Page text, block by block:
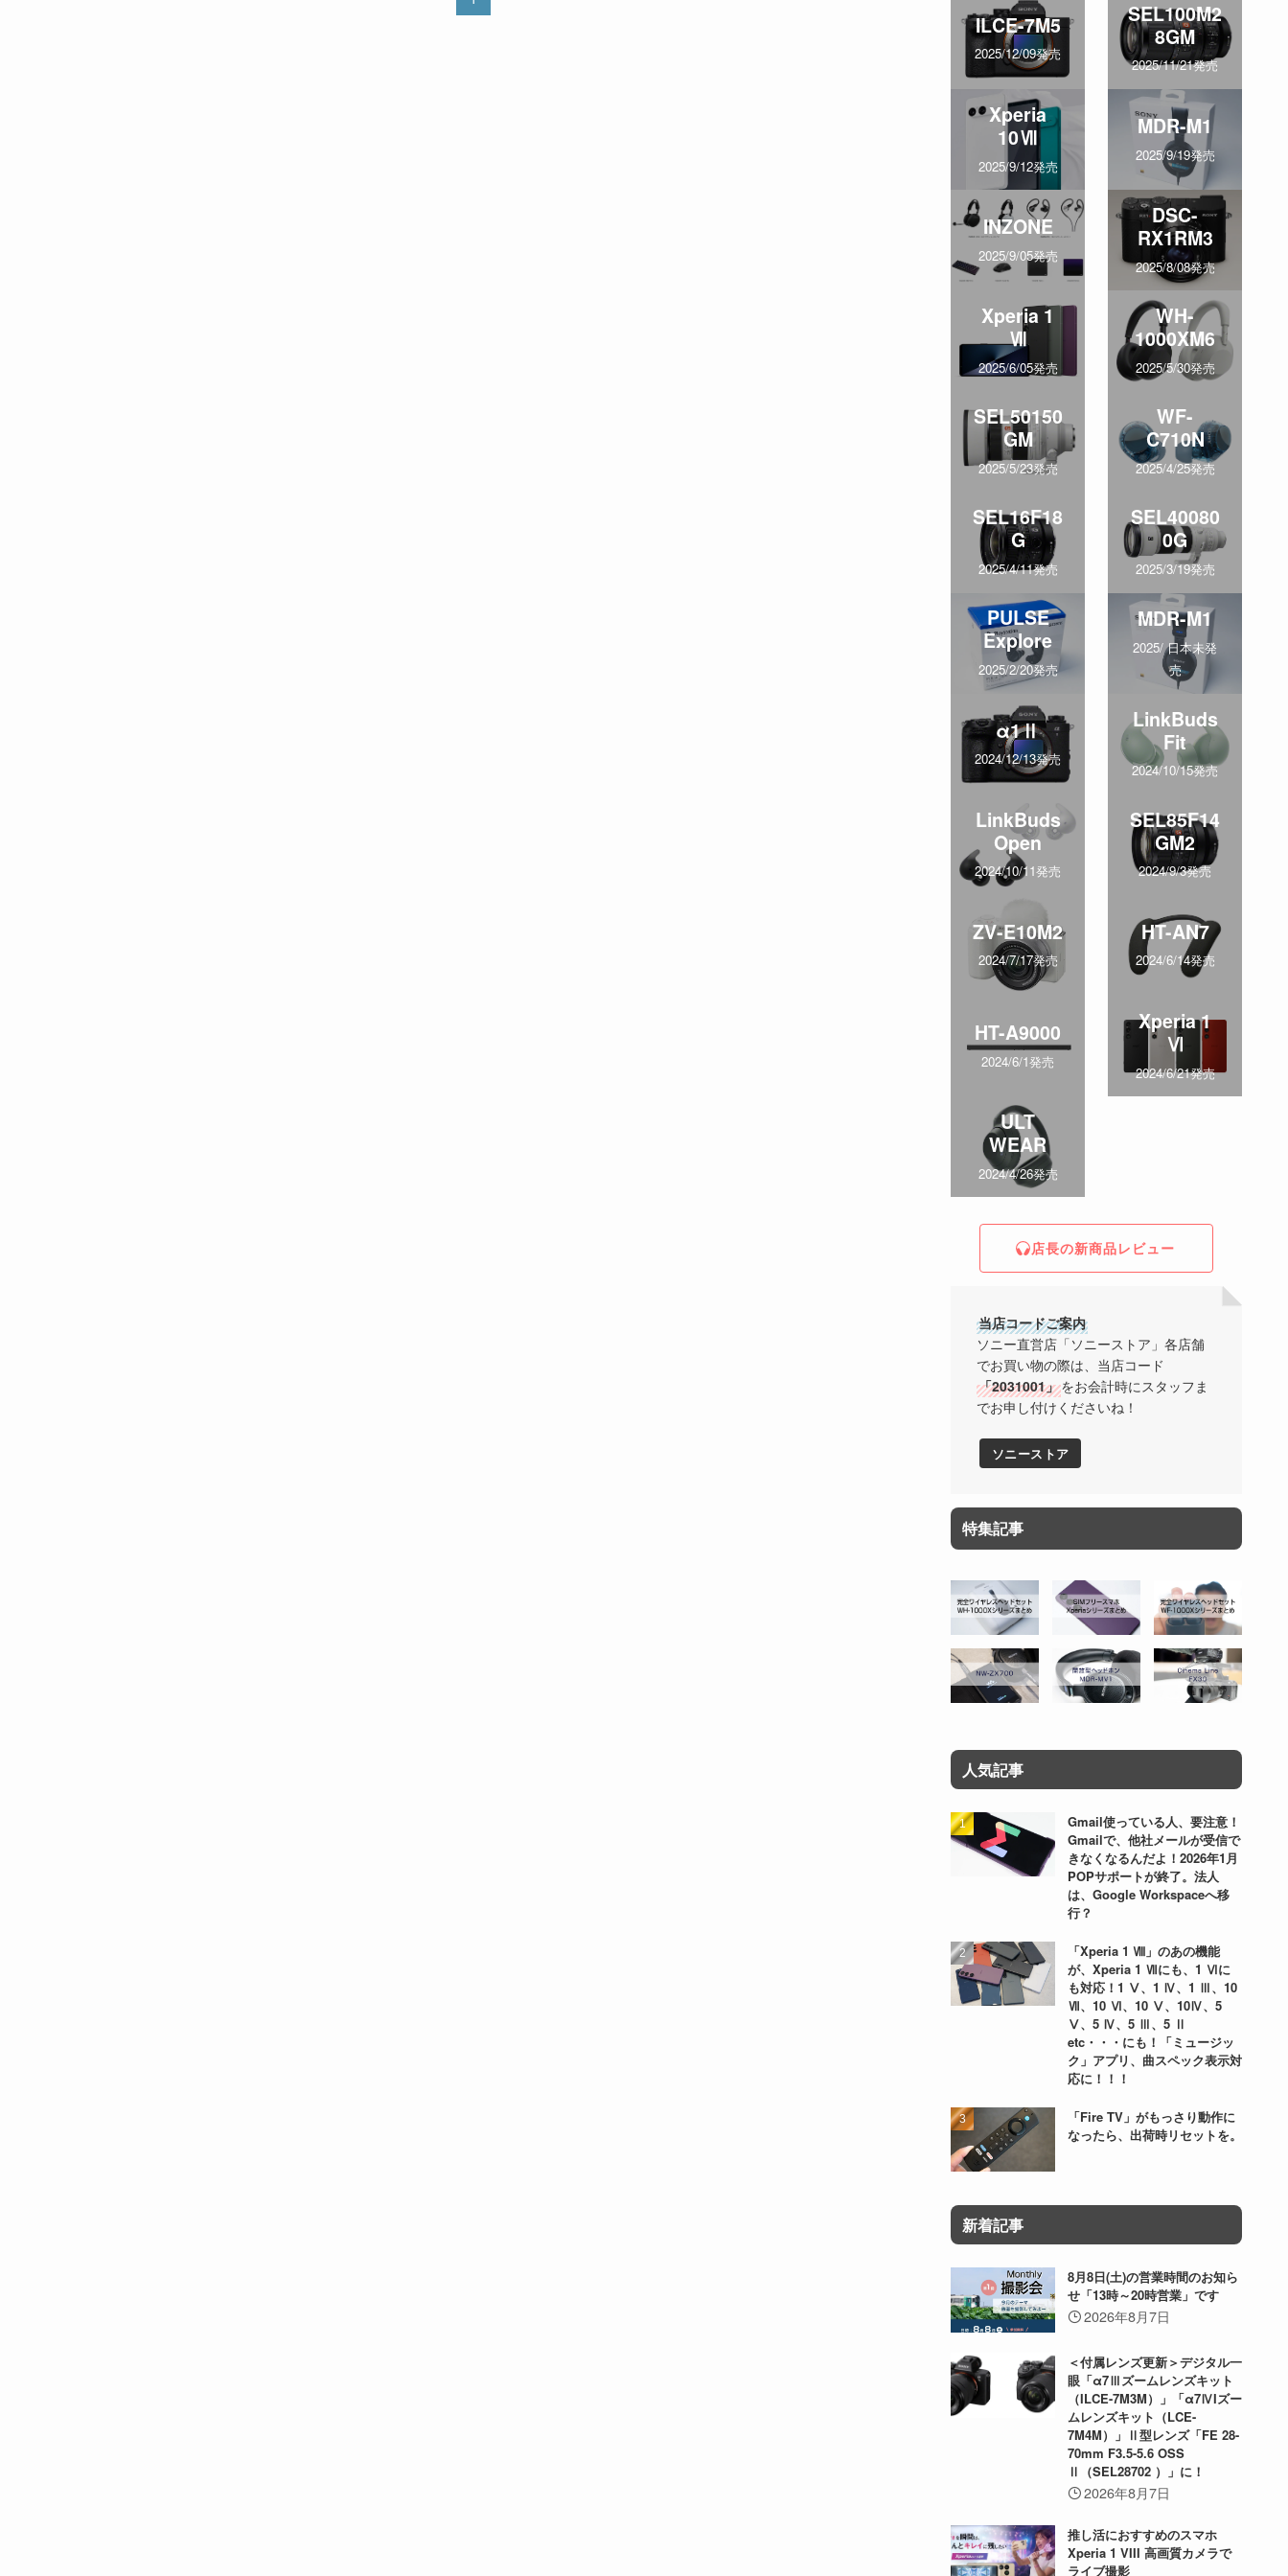
ILCE-7M5
2025/12/09発売
SEL100M2
8GM
2025/11/21発売
Xperia
10Ⅶ
2025/9/12発売
MDR-M1
2025/9/19発売
INZONE
2025/9/05発売
DSC-
RX1RM3
2025/8/08発売
Xperia 1
Ⅶ
2025/6/05発売
WH-
1000XM6
2025/5/30発売
SEL50150
GM
2025/5/23発売
WF-
C710N
2025/4/25発売
SEL16F18
G
2025/4/11発売
SEL40080
0G
2025/3/19発売
PULSE
Explore
2025/2/20発売
MDR-M1
2025/ 日本未発
売
α1Ⅱ
2024/12/13発売
LinkBuds
Fit
2024/10/15発売
LinkBuds
Open
2024/10/11発売
SEL85F14
GM2
2024/9/3発売
ZV-E10M2
2024/7/17発売
HT-AN7
2024/6/14発売
HT-A9000
2024/6/1発売
Xperia 1
Ⅵ
2024/6/21発売
ULT
WEAR
2024/4/26発売
店長の新商品レビュー
当店コードご案内
ソニー直営店「ソニーストア」各店舗
でお買い物の際は、当店コード
「2031001」をお会計時にスタッフま
でお申し付けくださいね！
ソニーストア
特集記事
人気記事
Gmail使っている人、要注意！
Gmailで、他社メールが受信で
きなくなるんだよ！2026年1月
POPサポートが終了。法人
は、Google Workspaceへ移
行？
「Xperia 1 Ⅷ」のあの機能
が、Xperia 1 Ⅶにも、1 Ⅵに
も対応！1 Ⅴ、1 Ⅳ、1 Ⅲ、10
Ⅶ、10 Ⅵ、10 Ⅴ、10Ⅳ、5
Ⅴ、5 Ⅳ、5 Ⅲ、5 Ⅱ
etc・・・にも！「ミュージッ
ク」アプリ、曲スペック表示対
応に！！！
「Fire TV」がもっさり動作に
なったら、出荷時リセットを。
新着記事
8月8日(土)の営業時間のお知ら
せ「13時～20時営業」です
2026年8月7日
＜付属レンズ更新＞デジタル一
眼「α7Ⅲズームレンズキット
（ILCE-7M3M）」「α7ⅣIズー
ムレンズキット（LCE-
7M4M）」Ⅱ型レンズ「FE 28-
70mm F3.5-5.6 OSS
Ⅱ（SEL28702 ）」に！
2026年8月7日
推し活におすすめのスマホ
Xperia 1 VIII 高画質カメラで
ライブ撮影